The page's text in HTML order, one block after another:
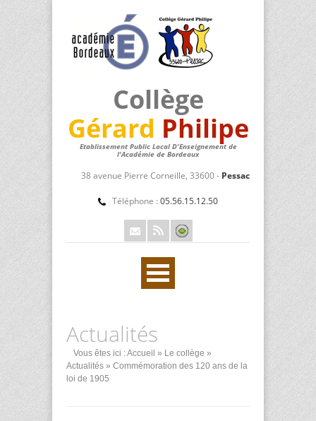
Collège
Gérard Philipe
Etablissement Public Local D'Enseignement de
l'Académie de Bordeaux
38 avenue Pierre Corneille, 33600 - Pessac
Téléphone : 05.56.15.12.50
Actualités
Vous êtes ici :Accueil » Le collège »
Actualités » Commémoration des 120 ans de la
loi de 1905